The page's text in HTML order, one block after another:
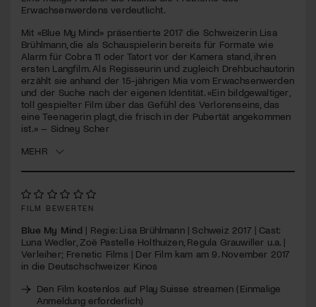
seconds
Erwachsenwerdens verdeutlicht.
Mit «Blue My Mind» präsentierte 2017 die Schweizerin Lisa
Brühlmann, die als Schauspielerin bereits für Formate wie
Alarm für Cobra 11 oder Tatort vor der Kamera stand, ihren
ersten Langfilm. Als Regisseurin und zugleich Drehbuchautorin
erzählt sie anhand der 15-jährigen Mia vom Erwachsenwerden
und der Suche nach der eigenen Identität. «Ein bildgewaltiger,
toll gespielter Film über das Gefühl des Verlorenseins, das
eine Teenagerin plagt, die frisch in der Pubertät angekommen
ist.» – Sidney Scher
MEHR
FILM BEWERTEN
Blue My Mind | Regie: Lisa Brühlmann | Schweiz 2017 | Cast:
Luna Wedler, Zoë Pastelle Holthuizen, Regula Grauwiller u.a. |
Verleiher; Frenetic Films | Der Film kam am 9. November 2017
in die Deutschschweizer Kinos
Den Film kostenlos auf Play Suisse streamen (Einmalige
Anmeldung erforderlich)
Jetzt Mitglied werden